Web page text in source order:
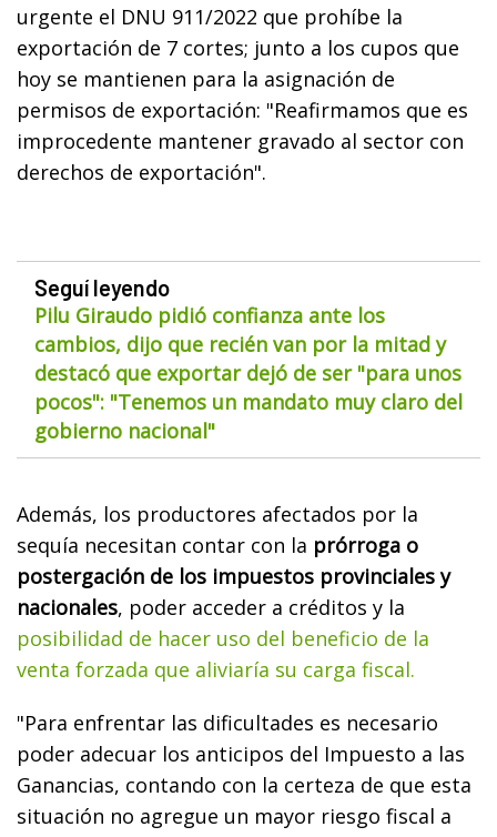
urgente el DNU 911/2022 que prohíbe la
exportación de 7 cortes; junto a los cupos que
hoy se mantienen para la asignación de
permisos de exportación: "Reafirmamos que es
improcedente mantener gravado al sector con
derechos de exportación".
Seguí leyendo
Pilu Giraudo pidió confianza ante los
cambios, dijo que recién van por la mitad y
destacó que exportar dejó de ser "para unos
pocos": "Tenemos un mandato muy claro del
gobierno nacional"
Además, los productores afectados por la
sequía necesitan contar con la prórroga o
postergación de los impuestos provinciales y
nacionales, poder acceder a créditos y la
posibilidad de hacer uso del beneficio de la
venta forzada que aliviaría su carga fiscal.
"Para enfrentar las dificultades es necesario
poder adecuar los anticipos del Impuesto a las
Ganancias, contando con la certeza de que esta
situación no agregue un mayor riesgo fiscal a